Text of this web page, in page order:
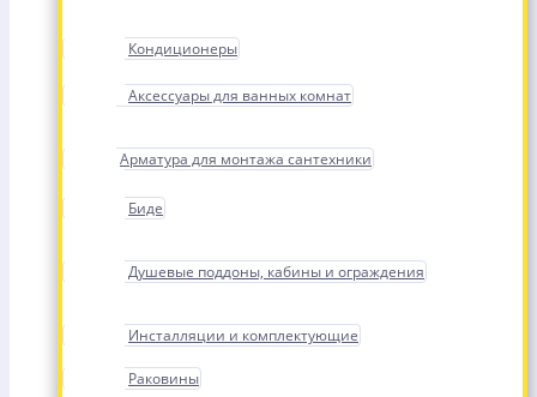
Кондиционеры
Аксессуары для ванных комнат
Арматура для монтажа сантехники
Биде
Душевые поддоны, кабины и ограждения
Инсталляции и комплектующие
Раковины